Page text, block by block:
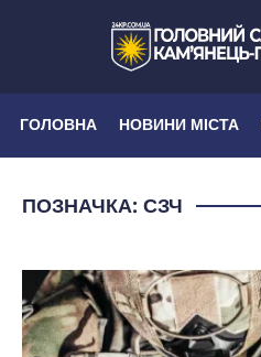
ГОЛОВНА НОВИНИ МІСТА
ПОЗНАЧКА: СЗЧ